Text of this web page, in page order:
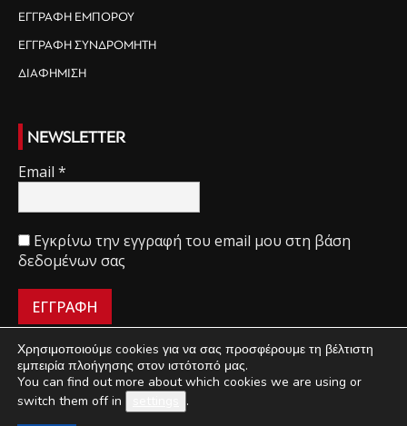
ΕΓΓΡΑΦΗ ΕΜΠΟΡΟΥ
ΕΓΓΡΑΦΗ ΣΥΝΔΡΟΜΗΤΗ
ΔΙΑΦΗΜΙΣΗ
NEWSLETTER
Email *
Εγκρίνω την εγγραφή του email μου στη βάση
δεδομένων σας
ΠΟΙΟΙ ΕΙΜΑΣΤΕ ΟΡΟΙ ΧΡΗΣΗΣ
ΔΙΑΧΕΙΡΙΣΗ ΑΠΟΡΡΗΤΟΥ
ΔΙΑΦΗΜΙΣΗ
Χρησιμοποιούμε cookies για να σας προσφέρουμε τη βέλτιστη
εμπειρία πλοήγησης στον ιστότοπό μας.
You can find out more about which cookies we are using or
switch them off in
.